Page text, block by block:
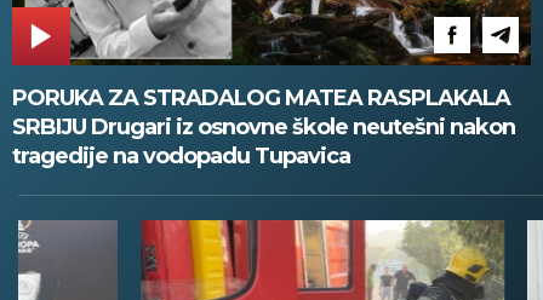
PORUKA ZA STRADALOG MATEA RASPLAKALA
SRBIJU Drugari iz osnovne škole neutešni nakon
tragedije na vodopadu Tupavica